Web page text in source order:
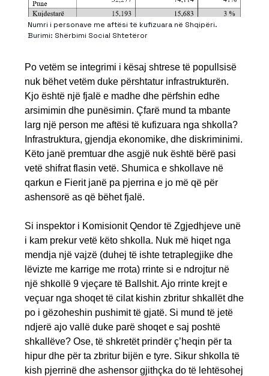
Numri i personave me aftësi të kufizuara në Shqipëri.
Burimi: Shërbimi Social Shtetëror
Po vetëm se integrimi i kësaj shtrese të popullsisë
nuk bëhet vetëm duke përshtatur infrastrukturën.
Kjo është një fjalë e madhe dhe përfshin edhe
arsimimin dhe punësimin. Çfarë mund ta mbante
larg një person me aftësi të kufizuara nga shkolla?
Infrastruktura, gjendja ekonomike, dhe diskriminimi.
Këto janë premtuar dhe asgjë nuk është bërë pasi
vetë shifrat flasin vetë. Shumica e shkollave në
qarkun e Fierit janë pa pjerrina e jo më që për
ashensorë as që bëhet fjalë.
Si inspektor i Komisionit Qendor të Zgjedhjeve unë
i kam prekur vetë këto shkolla. Nuk më hiqet nga
mendja një vajzë (duhej të ishte tetraplegjike dhe
lëvizte me karrige me rrota) rrinte si e ndrojtur në
një shkollë 9 vjeçare të Ballshit. Ajo rrinte krejt e
veçuar nga shoqet të cilat kishin zbritur shkallët dhe
po i gëzoheshin pushimit të gjatë. Si mund të jetë
ndjerë ajo vallë duke parë shoqet e saj poshtë
shkallëve? Ose, të shkretët prindër ç’heqin për ta
hipur dhe për ta zbritur bijën e tyre. Sikur shkolla të
kish pjerrinë dhe ashensor gjithçka do të lehtësohej